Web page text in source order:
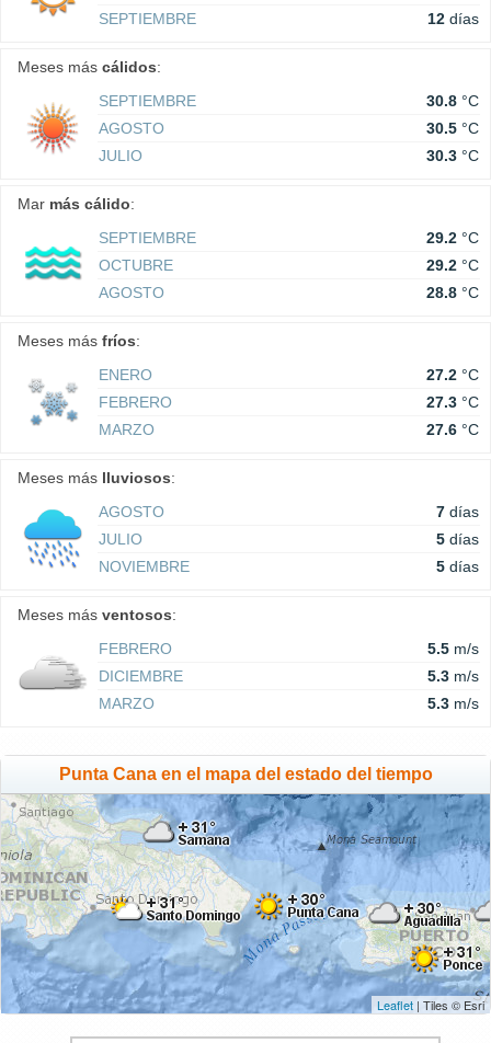
SEPTIEMBRE 12 días
Meses más cálidos:
SEPTIEMBRE
30.8 °C
AGOSTO
30.5 °C
JULIO
30.3 °C
Mar más cálido:
SEPTIEMBRE
29.2 °C
OCTUBRE
29.2 °C
AGOSTO
28.8 °C
Meses más fríos:
ENERO
27.2 °C
FEBRERO
27.3 °C
MARZO
27.6 °C
Meses más lluviosos:
AGOSTO
7 días
JULIO
5 días
NOVIEMBRE
5 días
Meses más ventosos:
FEBRERO
5.5 m/s
DICIEMBRE
5.3 m/s
MARZO
5.3 m/s
Punta Cana en el mapa del estado del tiempo
Leaflet | Tiles © Esri